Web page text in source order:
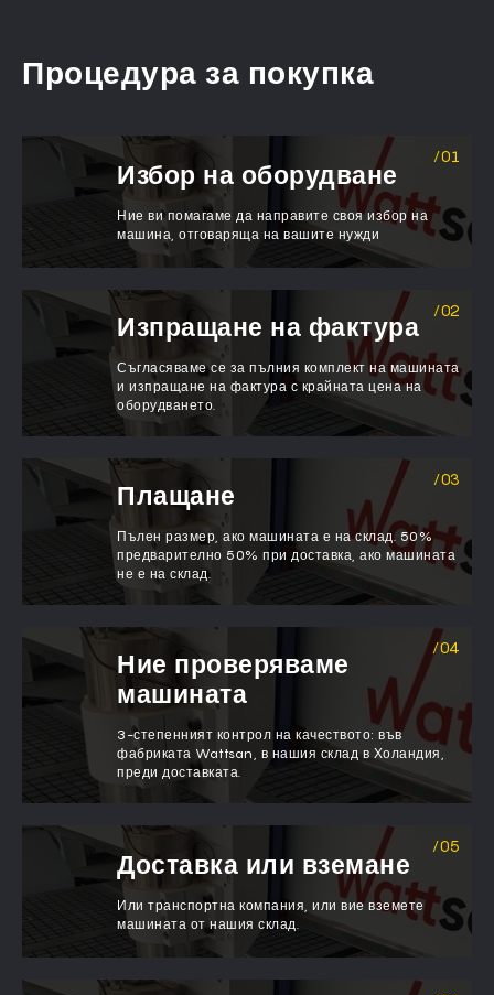
Процедура за покупка
Избор на оборудване
Ние ви помагаме да направите своя избор на
машина, отговаряща на вашите нужди
Изпращане на фактура
Съгласяваме се за пълния комплект на машината
и изпращане на фактура с крайната цена на
оборудването.
Плащане
Пълен размер, ако машината е на склад. 50%
предварително 50% при доставка, ако машината
не е на склад.
Ние проверяваме
машината
3-степенният контрол на качеството: във
фабриката Wattsan, в нашия склад в Холандия,
преди доставката.
Доставка или вземане
Или транспортна компания, или вие вземете
машината от нашия склад.